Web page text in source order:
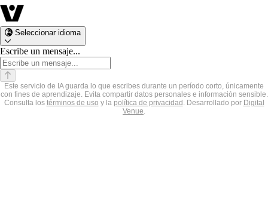
Seleccionar idioma
Escribe un mensaje...
Este servicio de IA guarda lo que escribes durante un período corto, únicamente
con fines de aprendizaje. Evita compartir datos personales e información sensible.
Consulta los términos de uso y la política de privacidad Desarrollado por Digital
Venue